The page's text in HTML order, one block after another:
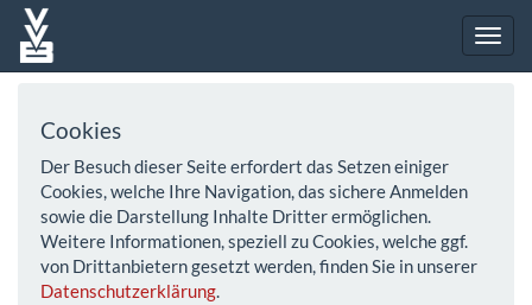
Cookies
Der Besuch dieser Seite erfordert das Setzen einiger
Cookies, welche Ihre Navigation, das sichere Anmelden
sowie die Darstellung Inhalte Dritter ermöglichen.
Weitere Informationen, speziell zu Cookies, welche ggf.
von Drittanbietern gesetzt werden, finden Sie in unserer
Datenschutzerklärung.